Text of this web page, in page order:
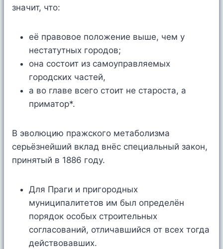
значит, что:
её правовое положение выше, чем у
нестатутных городов;
она состоит из самоуправляемых
городских частей,
а во главе всего стоит не староста, а
приматор*.
В эволюцию пражского метаболизма
серьёзнейший вклад внёс специальный закон,
принятый в 1886 году.
Для Праги и пригородных
муниципалитетов им был определён
порядок особых строительных
согласований, отличавшийся от всех тогда
действовавших.